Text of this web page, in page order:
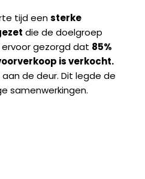
tijd een sterke
die de doelgroep
gezorgd dat 85%
van de tickets in de voorverkoop is verkocht.
de deur. Dit legde de
samenwerkingen.